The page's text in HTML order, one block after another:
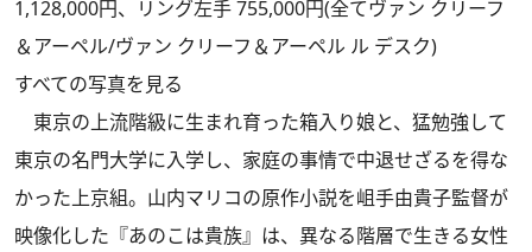
1,128,000円、リング左手 755,000円(全てヴァン クリーフ
＆アーペル/ヴァン クリーフ＆アーペル ル デスク)
すべての写真を見る
東京の上流階級に生まれ育った箱入り娘と、猛勉強して
東京の名門大学に入学し、家庭の事情で中退せざるを得な
かった上京組。山内マリコの原作小説を岨手由貴子監督が
映像化した『あのこは貴族』は、異なる階層で生きる女性